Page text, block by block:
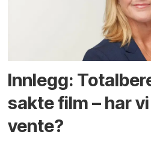
Innlegg:
sakte film – har
vente?